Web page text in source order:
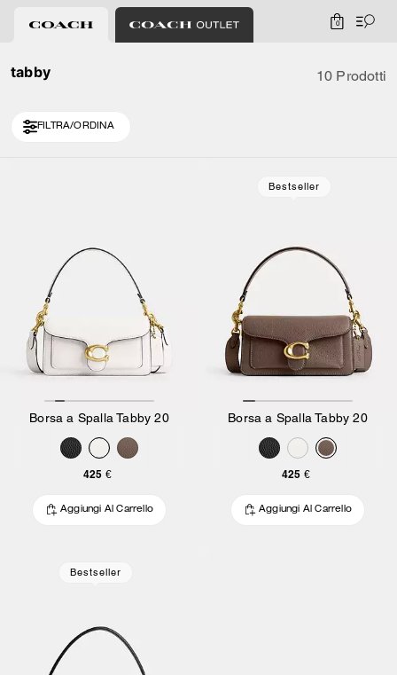
0
tabby 10 Prodotti
FILTRA/ORDINA
Borsa a Spalla Tabby 20
425 €
Aggiungi Al Carrello
Bestseller
Borsa a Spalla Tabby 20
425 €
Aggiungi Al Carrello
Bestseller